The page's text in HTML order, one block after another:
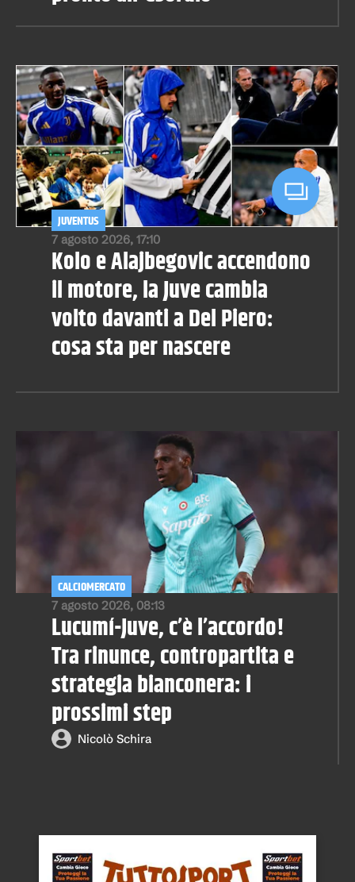
7 agosto 2026, 17:10
JUVENTUS
Kolo e Alajbegovic accendono
il motore, la Juve cambia
volto davanti a Del Piero:
cosa sta per nascere
7 agosto 2026, 08:13
CALCIOMERCATO
Lucumí-Juve, c’è l’accordo!
Tra rinunce, contropartita e
strategia bianconera: i
prossimi step
Nicolò Schira